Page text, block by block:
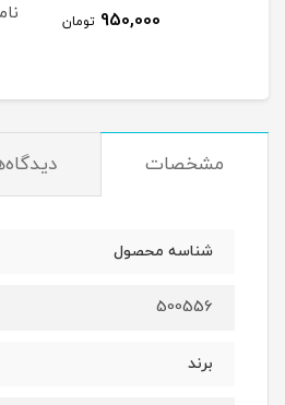
950,000 تومان
مشخصات
شناسه محصول
500556
برند